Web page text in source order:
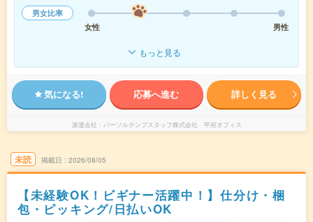
男女比率
女性
男性
もっと見る
気になる! 応募へ進む 詳しく見る
派遣会社 パーソルテンプスタッフ株式会社 甲府オフィス
未読 掲載日 2026/08/05
【未経験OK！ビギナー活躍中！】仕分け・梱
包・ピッキング/日払いOK